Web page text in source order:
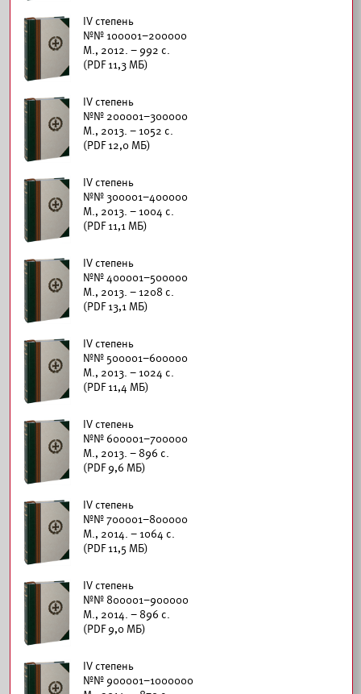
IV степень
№№ 100001–200000
М., 2012. – 992 с.
(PDF 11,3 МБ)
IV степень
№№ 200001–300000
М., 2013. – 1052 с.
(PDF 12,0 МБ)
IV степень
№№ 300001–400000
М., 2013. – 1004 с.
(PDF 11,1 МБ)
IV степень
№№ 400001–500000
М., 2013. – 1208 с.
(PDF 13,1 МБ)
IV степень
№№ 500001–600000
М., 2013. – 1024 с.
(PDF 11,4 МБ)
IV степень
№№ 600001–700000
М., 2013. – 896 с.
(PDF 9,6 МБ)
IV степень
№№ 700001–800000
М., 2014. – 1064 с.
(PDF 11,5 МБ)
IV степень
№№ 800001–900000
М., 2014. – 896 с.
(PDF 9,0 МБ)
IV степень
№№ 900001–1000000